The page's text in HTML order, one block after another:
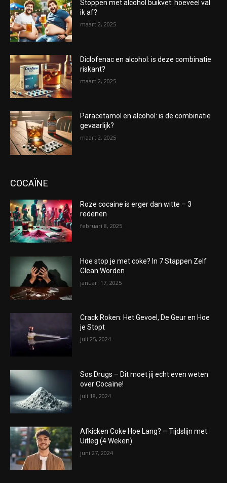
Stoppen met alcohol buikvet: hoeveel val
ik af?
maart 2, 2025
Diclofenac en alcohol: is deze combinatie
riskant?
maart 2, 2025
Paracetamol en alcohol: is de combinatie
gevaarlijk?
maart 2, 2025
COCAÏNE
Roze cocaine is erger dan witte – 3
redenen
februari 8, 2025
Hoe stop je met coke? In 7 Stappen Zelf
Clean Worden
januari 17, 2025
Crack Roken: Het Gevoel, De Geur en Hoe
je Stopt
juli 25, 2024
Sos Drugs – Dit moet jij echt even weten
over Cocaïne!
juli 18, 2024
Afkicken Coke Hoe Lang? – Tijdslijn met
Uitleg (4 Weken)
juni 27, 2024